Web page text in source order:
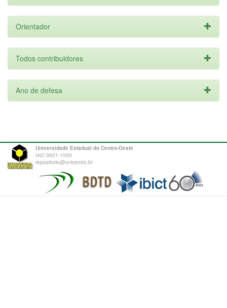
Orientador
Todos contribuidores
Ano de defesa
Universidade Estadual do Centro-Oeste
(42) 3621-1000
repositorio@unicentro.br